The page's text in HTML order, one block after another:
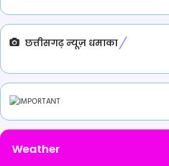
छत्तीसगढ़ न्यूज़ धमाका
Weather